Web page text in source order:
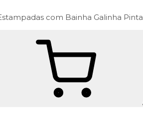
com Bainha Galinha